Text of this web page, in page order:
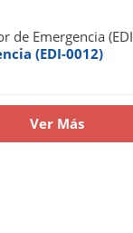
(EDI-0012)
Ver Más